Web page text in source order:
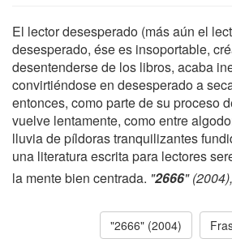
El lector desesperado (más aún el
desesperado, ése es insoportable,
desentenderse de los libros, acaba
convirtiéndose en desesperado a
entonces, como parte de su proceso
vuelve lentamente, como entre
lluvia de píldoras tranquilizantes
una literatura escrita para lectores
la mente bien centrada. "2666" (2004),
"2666" (2004)